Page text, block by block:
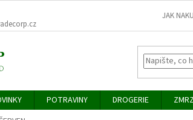
JAK
POTRAVINY DROGERIE